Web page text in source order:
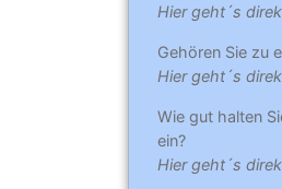
Hier geht´s
Gehören Sie zu
Hier geht´s
Wie gut halten
ein?
Hier geht´s